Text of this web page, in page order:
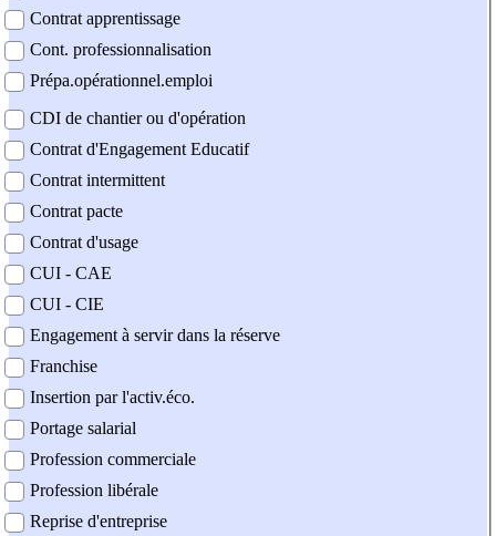
Contrat apprentissage
Cont. professionnalisation
Prépa.opérationnel.emploi
CDI de chantier ou d'opération
Contrat d'Engagement Educatif
Contrat intermittent
Contrat pacte
Contrat d'usage
CUI - CAE
CUI - CIE
Engagement à servir dans la réserve
Franchise
Insertion par l'activ.éco.
Portage salarial
Profession commerciale
Profession libérale
Reprise d'entreprise